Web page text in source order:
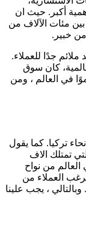
أكبر. حيث ان
مئات الآلاف من
خبير.
جدًا للعملاء.
كان سوق
في العالم ، ومن
تركيا. كما يقول
تمتلك الاف
من نواح
العملاء من
، يجب علينا